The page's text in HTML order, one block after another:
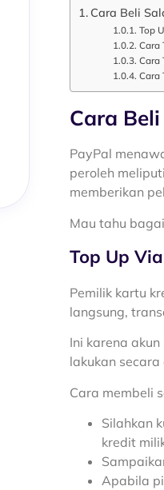
Cara Beli
Top
Cara
Cara
Cara
Cara
PayPal
peroleh
memberikan
Mau tahu
Top Up
Pemilik kartu
langsung,
Ini karena
lakukan
Cara membeli
Silahkan
kredit
Apabila